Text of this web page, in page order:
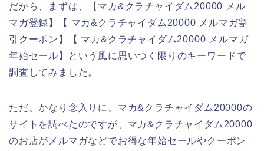
だから、まずは、【マカ&クラチャイダム20000 メル
マガ登録】【 マカ&クラチャイダム20000 メルマガ割
引クーポン】【 マカ&クラチャイダム20000 メルマガ
年始セール】という風に思いつく限りのキーワードで
調査してみました。
ただ、かなり念入りに、マカ&クラチャイダム20000の
サイトを調べたのですが、マカ&クラチャイダム20000
のお店がメルマガなどでお得な年始セールやクーポン